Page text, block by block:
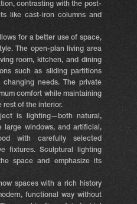
contrasting with the post-
like cast-iron columns and
for a better use of space,
The open-plan living area
room, kitchen, and dining
such as sliding partitions
needs. The private
comfort while maintaining
rest of the interior.
is lighting—both natural,
large windows, and artificial,
with carefully selected
fixtures. Sculptural lighting
space and emphasize its
spaces with a rich history
functional way without